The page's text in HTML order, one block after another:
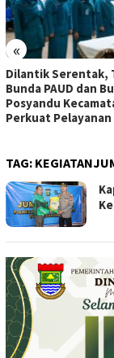
«
Dilantik Serentak,
Bunda PAUD dan
Posyandu
Perkuat Pelayanan
TAG: